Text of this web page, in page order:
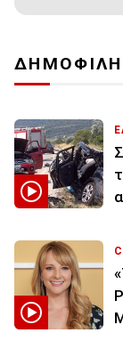
ΔΗΜΟΦΙΛΗ